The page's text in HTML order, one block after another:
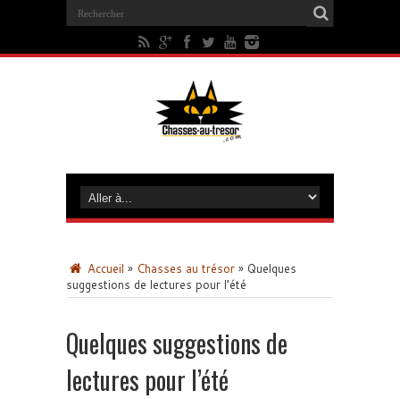
Accueil » Chasses au trésor » Quelques
suggestions de lectures pour l’été
Quelques suggestions de
lectures pour l’été